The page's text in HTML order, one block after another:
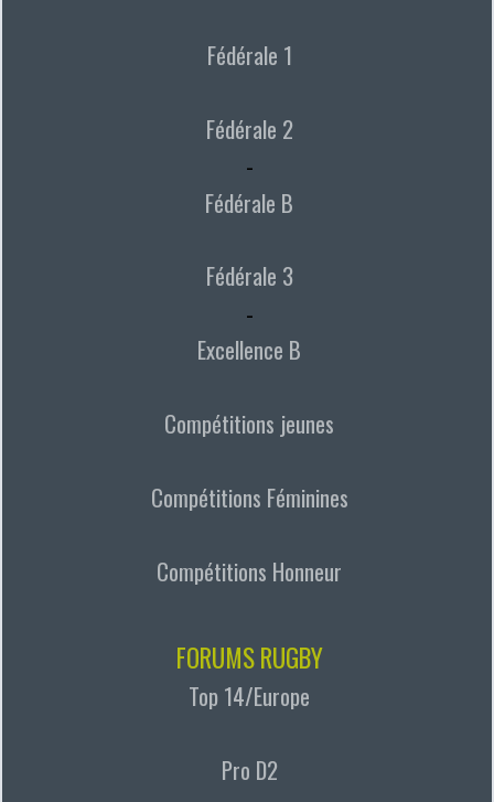
Fédérale 1
Fédérale 2
-
Fédérale B
Fédérale 3
-
Excellence B
Compétitions jeunes
Compétitions Féminines
Compétitions Honneur
FORUMS RUGBY
Top 14/Europe
Pro D2